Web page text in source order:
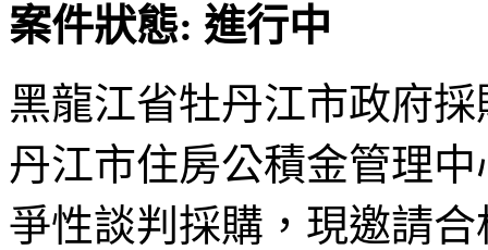
案件狀態: 進行中
黑龍江省牡丹江市政府
丹江市住房公積金管理
爭性談判採購，現邀請